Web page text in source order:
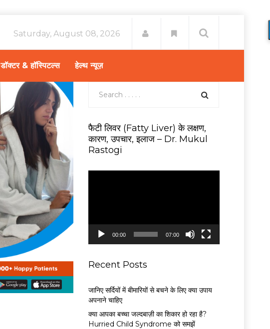
Saturday, August 08, 2026
डॉक्टर & हॉस्पिटल्स हेल्थ न्यूज़
फैटी लिवर (Fatty Liver) के लक्षण,
कारण, उपचार, इलाज – Dr. Mukul
Rastogi
y
00:00 07:00
Recent Posts
जानिए सर्दियों में बीमारियों से बचने के लिए क्या उपाय
अपनाने चाहिए
क्या आपका बच्चा जल्दबाज़ी का शिकार हो रहा है?
Hurried Child Syndrome को समझें